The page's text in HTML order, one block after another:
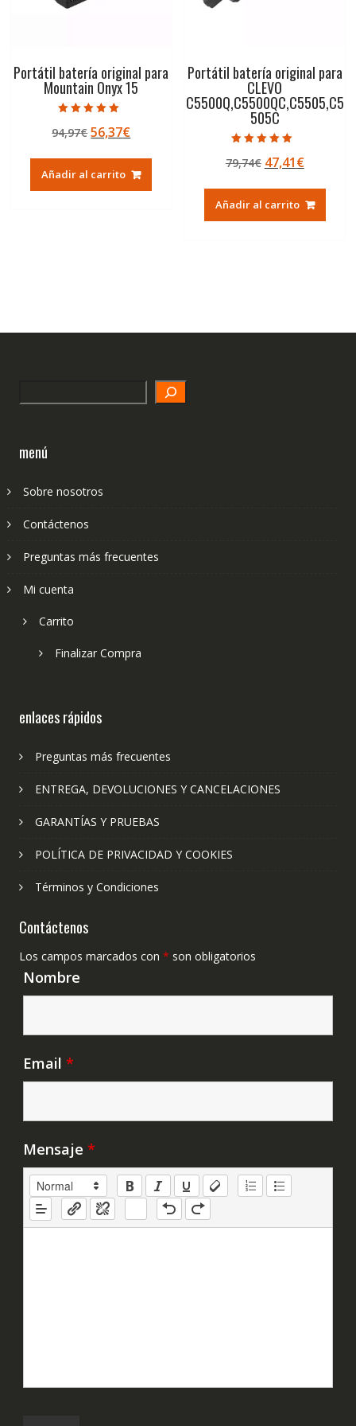
Portátil batería original para
Mountain Onyx 15
5.00
de 5
94,97€El
original
era:
56,37€El
actual
es:
Añadir al carrito
Portátil batería original para
CLEVO
C5500Q,C5500QC,C5505,C5
505C
5.00
de 5
79,74€ El
original
era:
47,41€El
actual
es:
Añadir al carrito
menú
Sobre nosotros
Contáctenos
Preguntas más frecuentes
Mi cuenta
Carrito
Finalizar Compra
enlaces rápidos
Preguntas más frecuentes
ENTREGA, DEVOLUCIONES Y CANCELACIONES
GARANTÍAS Y PRUEBAS
POLÍTICA DE PRIVACIDAD Y COOKIES
Términos y Condiciones
Contáctenos
Los campos marcados con * son obligatorios
Nombre
Email *
Mensaje *